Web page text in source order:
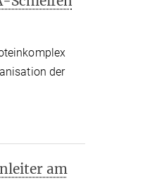
der
am